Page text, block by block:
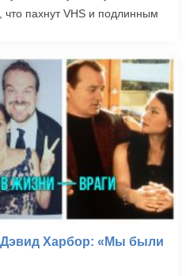
пахнут VHS и подлинным
Харбор: «Мы были